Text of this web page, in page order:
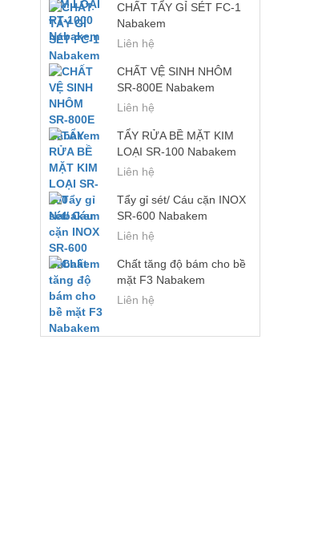
CHẤT TẨY GỈ SÉT FC-1
Nabakem
Liên hệ
CHẤT VỆ SINH NHÔM
SR-800E Nabakem
Liên hệ
TẨY RỬA BỀ MẶT KIM
LOẠI SR-100 Nabakem
Liên hệ
Tẩy gỉ sét/ Cáu cặn INOX
SR-600 Nabakem
Liên hệ
Chất tăng độ bám cho bề
mặt F3 Nabakem
Liên hệ